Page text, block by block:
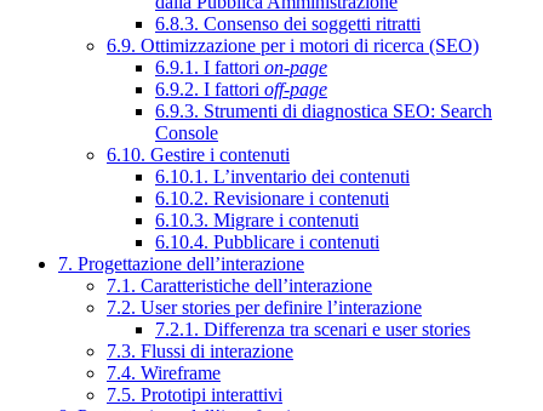
6.8.3. Consenso dei soggetti ritratti
6.9. Ottimizzazione per i motori di ricerca (SEO)
6.9.1. I fattori on-page
6.9.2. I fattori off-page
6.9.3. Strumenti di diagnostica SEO: Search
Console
6.10. Gestire i contenuti
6.10.1. L’inventario dei contenuti
6.10.2. Revisionare i contenuti
6.10.3. Migrare i contenuti
6.10.4. Pubblicare i contenuti
7. Progettazione dell’interazione
7.1. Caratteristiche dell’interazione
7.2. User stories per definire l’interazione
7.2.1. Differenza tra scenari e user stories
7.3. Flussi di interazione
7.4. Wireframe
7.5. Prototipi interattivi